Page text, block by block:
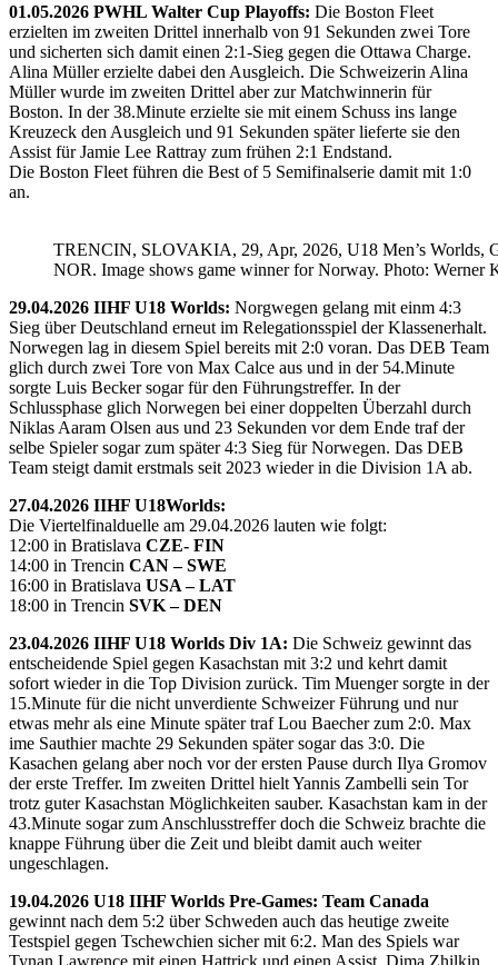
01.05.2026 PWHL Walter Cup Playoffs: Die Boston Fleet
erzielten im zweiten Drittel innerhalb von 91 Sekunden zwei Tore
und sicherten sich damit einen 2:1-Sieg gegen die Ottawa Charge.
Alina Müller erzielte dabei den Ausgleich. Die Schweizerin Alina
Müller wurde im zweiten Drittel aber zur Matchwinnerin für
Boston. In der 38.Minute erzielte sie mit einem Schuss ins lange
Kreuzeck den Ausgleich und 91 Sekunden später lieferte sie den
Assist für Jamie Lee Rattray zum frühen 2:1 Endstand.
Die Boston Fleet führen die Best of 5 Semifinalserie damit mit 1:0
an.
TRENCIN, SLOVAKIA, 29, Apr, 2026, U18 Men’s Worlds,
NOR. Image shows game winner for Norway. Photo: Werner
29.04.2026 IIHF U18 Worlds: Norgwegen gelang mit einm 4:3
Sieg über Deutschland erneut im Relegationsspiel der Klassenerhalt.
Norwegen lag in diesem Spiel bereits mit 2:0 voran. Das DEB Team
glich durch zwei Tore von Max Calce aus und in der 54.Minute
sorgte Luis Becker sogar für den Führungstreffer. In der
Schlussphase glich Norwegen bei einer doppelten Überzahl durch
Niklas Aaram Olsen aus und 23 Sekunden vor dem Ende traf der
selbe Spieler sogar zum später 4:3 Sieg für Norwegen. Das DEB
Team steigt damit erstmals seit 2023 wieder in die Division 1A ab.
27.04.2026 IIHF U18Worlds:
Die Viertelfinalduelle am 29.04.2026 lauten wie folgt:
12:00 in Bratislava CZE- FIN
14:00 in Trencin CAN – SWE
16:00 in Bratislava USA – LAT
18:00 in Trencin SVK – DEN
23.04.2026 IIHF U18 Worlds Div 1A: Die Schweiz gewinnt das
entscheidende Spiel gegen Kasachstan mit 3:2 und kehrt damit
sofort wieder in die Top Division zurück. Tim Muenger sorgte in der
15.Minute für die nicht unverdiente Schweizer Führung und nur
etwas mehr als eine Minute später traf Lou Baecher zum 2:0. Max
ime Sauthier machte 29 Sekunden später sogar das 3:0. Die
Kasachen gelang aber noch vor der ersten Pause durch Ilya Gromov
der erste Treffer. Im zweiten Drittel hielt Yannis Zambelli sein Tor
trotz guter Kasachstan Möglichkeiten sauber. Kasachstan kam in der
43.Minute sogar zum Anschlusstreffer doch die Schweiz brachte die
knappe Führung über die Zeit und bleibt damit auch weiter
ungeschlagen.
19.04.2026 U18 IIHF Worlds Pre-Games: Team Canada
gewinnt nach dem 5:2 über Schweden auch das heutige zweite
Testspiel gegen Tschewchien sicher mit 6:2. Man des Spiels war
Tynan Lawrence mit einen Hattrick und einen Assist. Dima Zhilkin